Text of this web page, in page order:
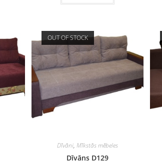
OUT OF STOCK
Dīvāni, Mīkstās mēbeles
Dīvāns D129